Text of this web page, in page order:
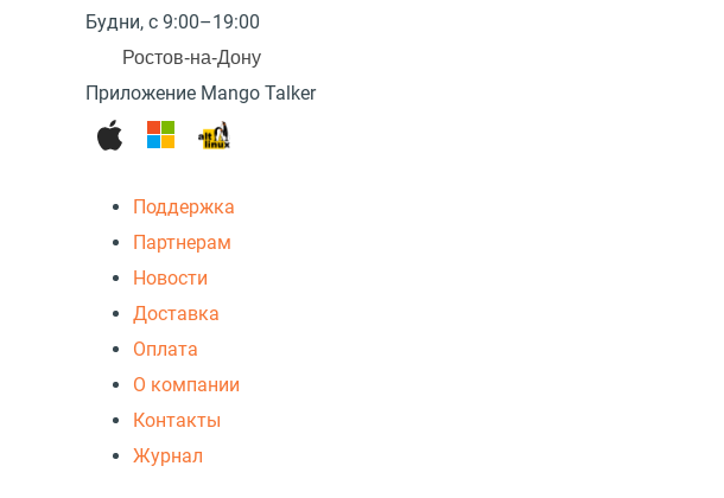
Будни, с 9:00–19:00
Ростов-на-Дону
Приложение Mango Talker
Поддержка
Партнерам
Новости
Доставка
Оплата
О компании
Контакты
Журнал